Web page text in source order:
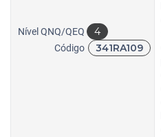
Nível QNQ/QEQ 4
Código 341RA109